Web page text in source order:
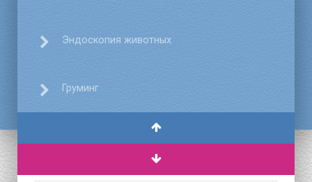
Эндоскопия животных
Груминг